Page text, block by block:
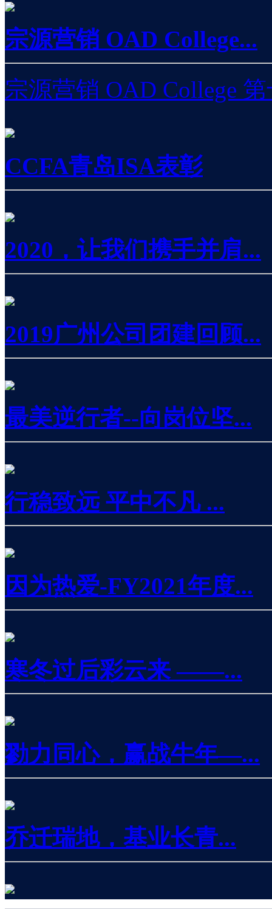
宗源营销 OAD College...
宗源营销 OAD College
CCFA青岛ISA表彰
2020，让我们携手并肩...
2019广州公司团建回顾...
最美逆行者--向岗位坚...
行稳致远 平中不凡 ...
因为热爱-FY2021年度...
寒冬过后彩云来 ——...
勠力同心，赢战牛年—...
乔迁瑞地，基业长青...